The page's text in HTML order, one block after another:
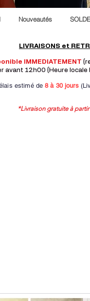
Nouveautés
LIVRAISONS et
IMMEDIATEMENT
avant 12h00 (Heure locale
estimé de8 à 30 jours
*Livraison gratuite à